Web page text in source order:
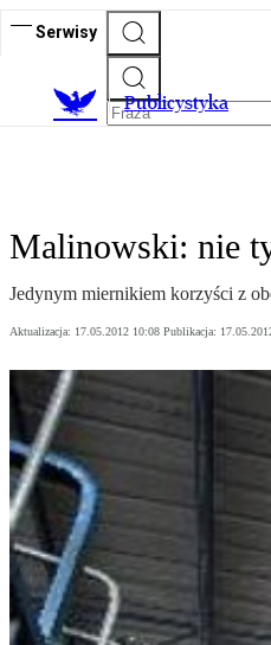
Serwisy
Publicystyka
Malinowski: nie
Jedynym miernikiem korzyści z
Aktualizacja: 17.05.2012 10:08 Publikacja: